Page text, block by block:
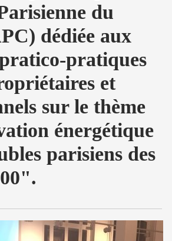
du
dédiée aux
pratiques
et
sur le thème
énergétique
parisiens des